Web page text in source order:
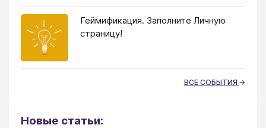
Геймификация. Заполните Личную
страницу!
ВСЕ СОБЫТИЯ
Новые статьи: